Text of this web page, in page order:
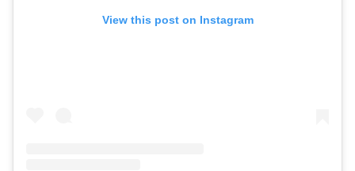
View this post on Instagram